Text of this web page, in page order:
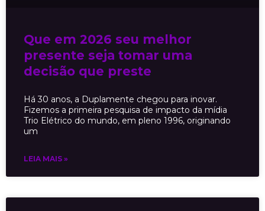
Que em 2026 seu melhor
presente seja tomar uma
decisão que preste
Há 30 anos, a Duplamente chegou para inovar.
Fizemos a primeira pesquisa de impacto da mídia
Trio Elétrico do mundo, em pleno 1996, originando
um
LEIA MAIS »